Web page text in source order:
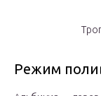
Режим